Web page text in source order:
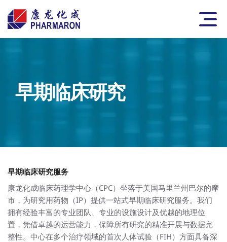
Skip to content
Pharmaron
早期临床研究
早期临床研究服务
康龙化成临床药理学中心（CPC）坐落于美国马里兰州巴尔的摩
市，为研究用药物（IP）提供一站式早期临床研究服务。我们
拥有经验丰富的专业团队、专业的设施设计及优越的地理位
置，凭借卓越的运营能力，保障所有研究的精准开展与数据完
整性。中心在多个治疗领域的首次人体试验（FIH）方面具备深